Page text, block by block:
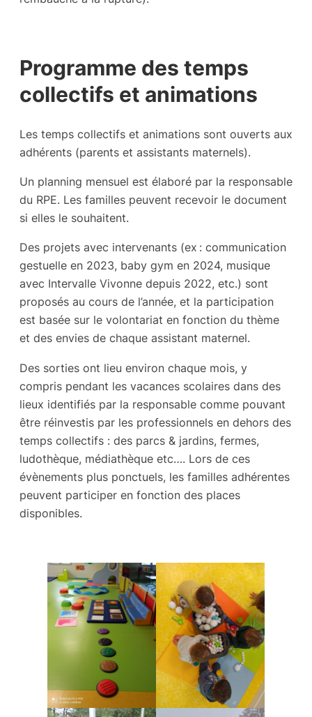
Programme des temps
collectifs et animations
Les temps collectifs et animations sont ouverts aux
adhérents (parents et assistants maternels).
Un planning mensuel est élaboré par la responsable
du RPE. Les familles peuvent recevoir le document
si elles le souhaitent.
Des projets avec intervenants (ex : communication
gestuelle en 2023, baby gym en 2024, musique
avec Intervalle Vivonne depuis 2022, etc.) sont
proposés au cours de l’année, et la participation
est basée sur le volontariat en fonction du thème
et des envies de chaque assistant maternel.
Des sorties ont lieu environ chaque mois, y
compris pendant les vacances scolaires dans des
lieux identifiés par la responsable comme pouvant
être réinvestis par les professionnels en dehors des
temps collectifs : des parcs & jardins, fermes,
ludothèque, médiathèque etc…. Lors de ces
évènements plus ponctuels, les familles adhérentes
peuvent participer en fonction des places
disponibles.